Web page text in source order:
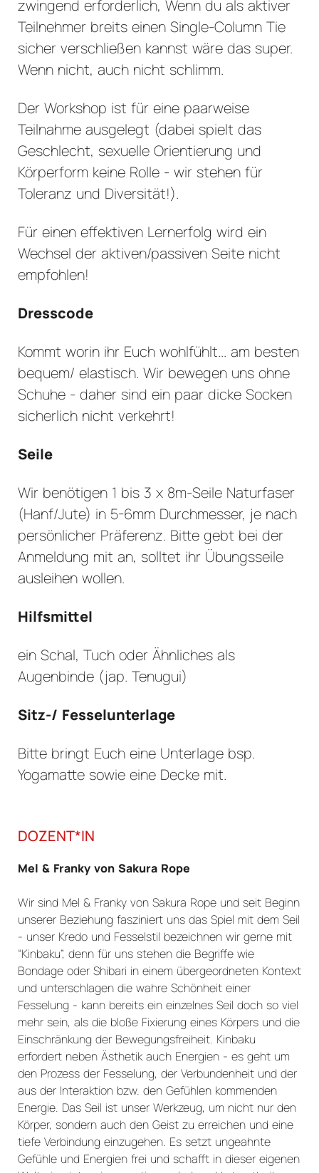
zwingend erforderlich, Wenn du als aktiver
Teilnehmer breits einen Single-Column Tie
sicher verschließen kannst wäre das super.
Wenn nicht, auch nicht schlimm.
Der Workshop ist für eine paarweise
Teilnahme ausgelegt (dabei spielt das
Geschlecht, sexuelle Orientierung und
Körperform keine Rolle - wir stehen für
Toleranz und Diversität!).
Für einen effektiven Lernerfolg wird ein
Wechsel der aktiven/passiven Seite nicht
empfohlen!
Dresscode
Kommt worin ihr Euch wohlfühlt... am besten
bequem/ elastisch. Wir bewegen uns ohne
Schuhe - daher sind ein paar dicke Socken
sicherlich nicht verkehrt!
Seile
Wir benötigen 1 bis 3 x 8m-Seile Naturfaser
(Hanf/Jute) in 5-6mm Durchmesser, je nach
persönlicher Präferenz. Bitte gebt bei der
Anmeldung mit an, solltet ihr Übungsseile
ausleihen wollen.
Hilfsmittel
ein Schal, Tuch oder Ähnliches als
Augenbinde (jap. Tenugui)
Sitz-/ Fesselunterlage
Bitte bringt Euch eine Unterlage bsp.
Yogamatte sowie eine Decke mit.
DOZENT*IN
Mel & Franky von Sakura Rope
Wir sind Mel & Franky von Sakura Rope und seit Beginn
unserer Beziehung fasziniert uns das Spiel mit dem Seil
- unser Kredo und Fesselstil bezeichnen wir gerne mit
“Kinbaku”, denn für uns stehen die Begriffe wie
Bondage oder Shibari in einem übergeordneten Kontext
und unterschlagen die wahre Schönheit einer
Fesselung - kann bereits ein einzelnes Seil doch so viel
mehr sein, als die bloße Fixierung eines Körpers und die
Einschränkung der Bewegungsfreiheit. Kinbaku
erfordert neben Ästhetik auch Energien - es geht um
den Prozess der Fesselung, der Verbundenheit und der
aus der Interaktion bzw. den Gefühlen kommenden
Energie. Das Seil ist unser Werkzeug, um nicht nur den
Körper, sondern auch den Geist zu erreichen und eine
tiefe Verbindung einzugehen. Es setzt ungeahnte
Gefühle und Energien frei und schafft in dieser eigenen